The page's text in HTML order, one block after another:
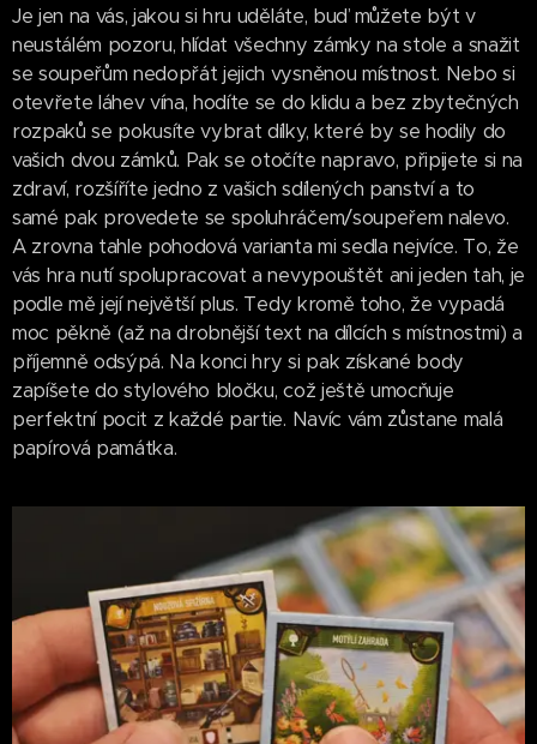
Je jen na vás, jakou si hru uděláte, buď můžete být v
neustálém pozoru, hlídat všechny zámky na stole a snažit
se soupeřům nedopřát jejich vysněnou místnost. Nebo si
otevřete láhev vína, hodíte se do klidu a bez zbytečných
rozpaků se pokusíte vybrat dílky, které by se hodily do
vašich dvou zámků. Pak se otočíte napravo, připijete si na
zdraví, rozšíříte jedno z vašich sdílených panství a to
samé pak provedete se spoluhráčem/soupeřem nalevo.
A zrovna tahle pohodová varianta mi sedla nejvíce. To, že
vás hra nutí spolupracovat a nevypouštět ani jeden tah, je
podle mě její největší plus. Tedy kromě toho, že vypadá
moc pěkně (až na drobnější text na dílcích s místnostmi) a
příjemně odsýpá. Na konci hry si pak získané body
zapíšete do stylového bločku, což ještě umocňuje
perfektní pocit z každé partie. Navíc vám zůstane malá
papírová památka.